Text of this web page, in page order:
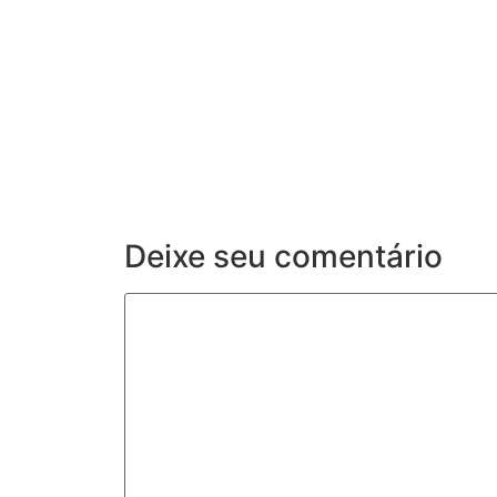
Deixe seu comentário